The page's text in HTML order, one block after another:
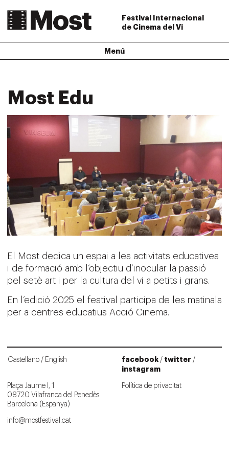
Festival Internacional
de Cinema del Vi
Menú
Most Edu
El Most dedica un espai a les activitats educatives
i de formació amb l’objectiu d’inocular la passió
pel setè art i per la cultura del vi a petits i grans.
En l’edició 2025 el festival participa de les matinals
per a centres educatius Acció Cinema.
Castellano English facebook / twitter /
instagram
Plaça Jaume I, 1
08720 Vilafranca del Penedès
Barcelona (Espanya)
info@mostfestival.cat
Política de privacitat